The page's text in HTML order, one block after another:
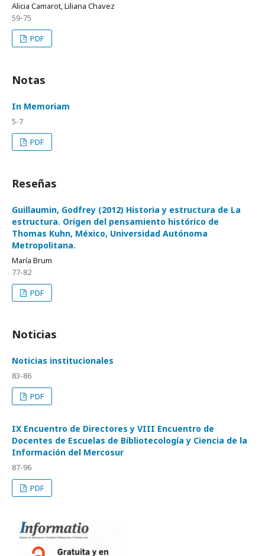
Alicia Camarot, Liliana Chavez
59-75
PDF
Notas
In Memoriam
5-7
PDF
Reseñas
Guillaumin, Godfrey (2012) Historia y estructura de La
estructura. Origen del pensamiento histórico de
Thomas Kuhn, México, Universidad Autónoma
Metropolitana.
María Brum
77-82
PDF
Noticias
Noticias institucionales
83-86
PDF
IX Encuentro de Directores y VIII Encuentro de
Docentes de Escuelas de Bibliotecología y Ciencia de la
Información del Mercosur
87-96
PDF